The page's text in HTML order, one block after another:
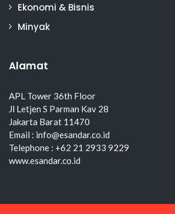
Ekonomi & Bisnis
Minyak
Alamat
APL Tower 36th Floor
Jl Letjen S Parman Kav 28
Jakarta Barat 11470
Email : info@esandar.co.id
Telephone : +62 21 2933 9229
www.esandar.co.id